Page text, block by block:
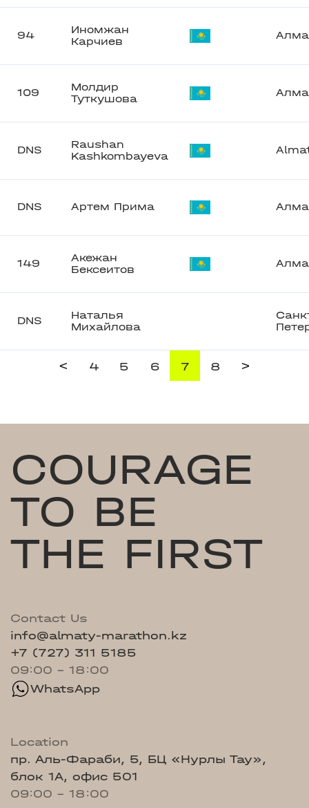
94
Иномжан
Карчиев
109
Молдир
Туткушова
DNS
Raushan
Kashkombayeva
DNS Артем Прима
149
Акежан
Бексеитов
DNS
Наталья
Михайлова
< 4 5 6 7 8 >
COURAGE
TO BE
THE FIRST
Contact Us
info@almaty-marathon.kz
+7 (727) 311 5185
09:00 - 18:00
WhatsApp
Location
пр. Аль-Фараби, 5, БЦ «Нурлы Тау»,
блок 1А, офис 501
09:00 - 18:00